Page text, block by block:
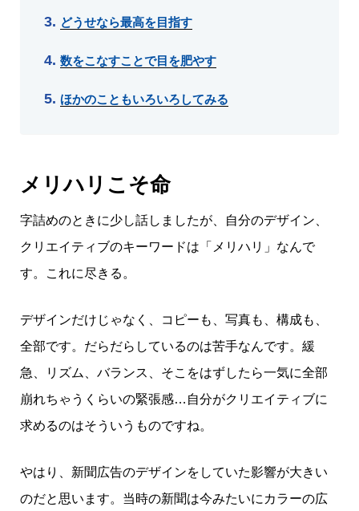
どうせなら最高を目指す
数をこなすことで目を肥やす
ほかのこともいろいろしてみる
メリハリこそ命
字詰めのときに少し話しましたが、自分のデザイン、
クリエイティブのキーワードは「メリハリ」なんで
す。これに尽きる。
デザインだけじゃなく、コピーも、写真も、構成も、
全部です。だらだらしているのは苦手なんです。緩
急、リズム、バランス、そこをはずしたら一気に全部
崩れちゃうくらいの緊張感…自分がクリエイティブに
求めるのはそういうものですね。
やはり、新聞広告のデザインをしていた影響が大きい
のだと思います。当時の新聞は今みたいにカラーの広